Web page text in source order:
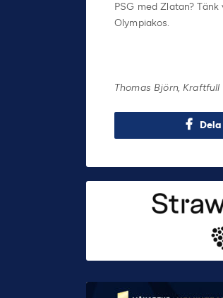
PSG med Zlatan?
Olympiakos.
Thomas Björn,